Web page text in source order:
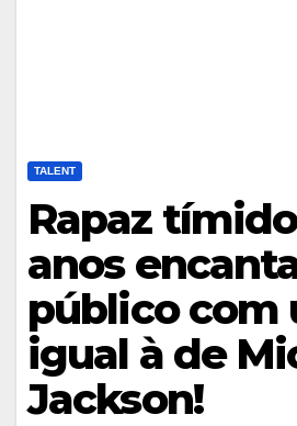
TALENT
Rapaz
anos
público com
igual à de
Jackson!